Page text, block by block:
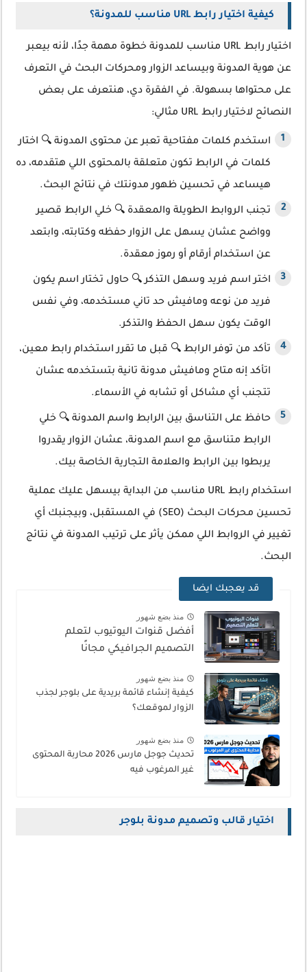
كيفية اختيار رابط URL مناسب للمدونة؟
اختيار رابط URL مناسب للمدونة خطوة مهمة جدًا، لأنه بيعبر
عن هوية المدونة وبيساعد الزوار ومحركات البحث في التعرف
على محتواها بسهولة. في الفقرة دي، هنتعرف على بعض
النصائح لاختيار رابط URL مثالي:
استخدم كلمات مفتاحية تعبر عن محتوى المدونة 🔍 اختار
كلمات في الرابط تكون متعلقة بالمحتوى اللي هتقدمه، ده
هيساعد في تحسين ظهور مدونتك في نتائج البحث.
تجنب الروابط الطويلة والمعقدة 🔍 خلي الرابط قصير
وواضح عشان يسهل على الزوار حفظه وكتابته، وابتعد
عن استخدام أرقام أو رموز معقدة.
اختر اسم فريد وسهل التذكر 🔍 حاول تختار اسم يكون
فريد من نوعه ومافيش حد تاني مستخدمه، وفي نفس
الوقت يكون سهل الحفظ والتذكر.
تأكد من توفر الرابط 🔍 قبل ما تقرر استخدام رابط معين،
اتأكد إنه متاح ومافيش مدونة تانية بتستخدمه عشان
تتجنب أي مشاكل أو تشابه في الأسماء.
حافظ على التناسق بين الرابط واسم المدونة 🔍 خلي
الرابط متناسق مع اسم المدونة، عشان الزوار يقدروا
يربطوا بين الرابط والعلامة التجارية الخاصة بيك.
استخدام رابط URL مناسب من البداية بيسهل عليك عملية
تحسين محركات البحث (SEO) في المستقبل، وبيجنبك أي
تغيير في الروابط اللي ممكن يأثر على ترتيب المدونة في نتائج
البحث.
قد يعجبك ايضا
منذ بضع شهور
أفضل قنوات اليوتيوب لتعلم
التصميم الجرافيكي مجانًا
منذ بضع شهور
كيفية إنشاء قائمة بريدية على بلوجر لجذب
الزوار لموقعك؟
منذ بضع شهور
تحديث جوجل مارس 2026 محاربة المحتوى
غير المرغوب فيه
اختيار قالب وتصميم مدونة بلوجر